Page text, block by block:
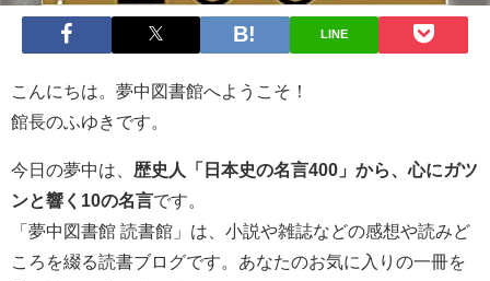
LINE
こんにちは。夢中図書館へようこそ！
館長のふゆきです。
今日の夢中は、 歴史人「日本史の名言400」から、心にガツ
ンと響く10の名言です。
「夢中図書館 読書館」は、小説や雑誌などの感想や読みど
ころを綴る読書ブログです。あなたのお気に入りの一冊を